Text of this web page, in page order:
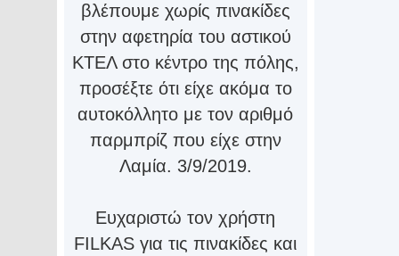
βλέπουμε χωρίς πινακίδες
στην αφετηρία του αστικού
ΚΤΕΛ στο κέντρο της πόλης,
προσέξτε ότι είχε ακόμα το
αυτοκόλλητο με τον αριθμό
παρμπρίζ που είχε στην
Λαμία. 3/9/2019.
Ευχαριστώ τον χρήστη
FILKAS για τις πινακίδες και